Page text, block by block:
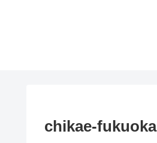
chikae-fukuoka